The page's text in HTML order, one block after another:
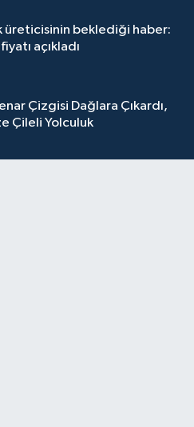
üreticisinin beklediği haber:
açıkladı
Çizgisi Dağlara Çıkardı,
Çileli Yolculuk